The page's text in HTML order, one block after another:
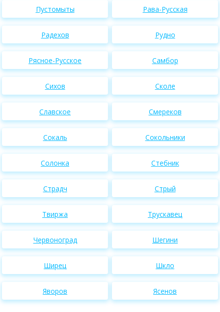
Пустомыты Рава-Русская
Радехов Рудно
Рясное-Русское Самбор
Сихов Сколе
Славское Смереков
Сокаль Сокольники
Солонка Стебник
Страдч Стрый
Твиржа Трускавец
Червоноград Шегини
Ширец Шкло
Яворов Ясенов